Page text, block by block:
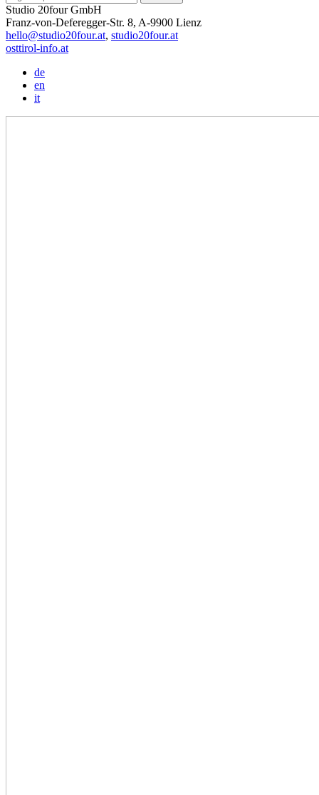
Studio 20four GmbH
Franz-von-Deferegger-Str. 8, A-9900 Lienz
hello@studio20four.at, studio20four.at
osttirol-info.at
de
en
it